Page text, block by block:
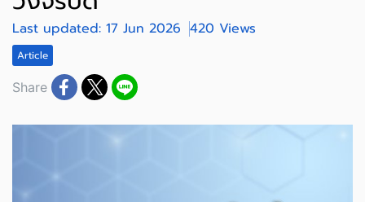
Last updated: 17 Jun 2026 420 Views
Article
Share